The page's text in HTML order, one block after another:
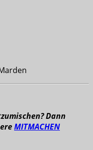
Dann
MITMACHEN